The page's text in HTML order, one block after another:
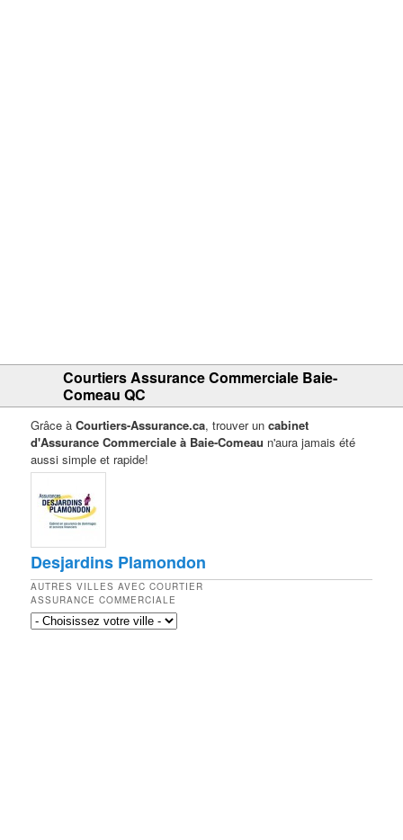
Courtiers Assurance Commerciale Baie-
Comeau QC
Grâce àCourtiers-Assurance.ca, trouver uncabinet
d'Assurance Commerciale à Baie-Comeau n'aura jamais été
aussi simple et rapide!
Desjardins Plamondon
AUTRES VILLES AVEC COURTIER
ASSURANCE COMMERCIALE